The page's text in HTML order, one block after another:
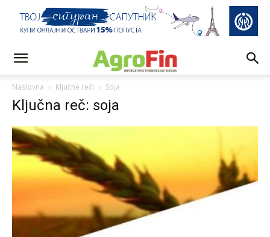
Naslovna Ključne reči Soja
Ključna reč: soja